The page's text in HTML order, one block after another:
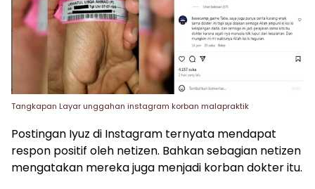
Tangkapan Layar unggahan instagram korban malapraktik
Postingan Iyuz di Instagram ternyata mendapat
respon positif oleh netizen. Bahkan sebagian netizen
mengatakan mereka juga menjadi korban dokter itu.